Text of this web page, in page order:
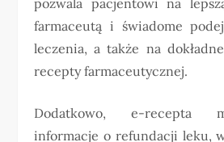
farmaceutą i świadome
leczenia, a także na
recepty farmaceutycznej.
Dodatkowo, e-recepta
informacje o refundacji leku,